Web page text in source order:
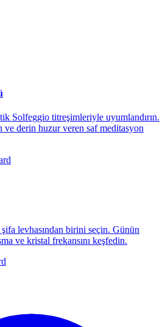
Solfeggio titreşimleriyle uyumlandırın.
ve derin huzur veren saf meditasyon
levhasından birini seçin. Günün
ve kristal frekansını keşfedin.